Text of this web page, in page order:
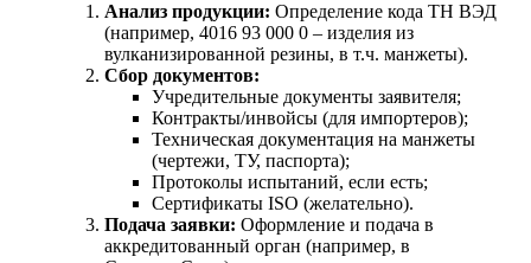
Анализ продукции: Определение кода ТН ВЭД
(например, 4016 93 000 0 – изделия из
вулканизированной резины, в т.ч. манжеты).
Сбор документов:
Учредительные документы заявителя;
Контракты/инвойсы (для импортеров);
Техническая документация на манжеты
(чертежи, ТУ, паспорта);
Протоколы испытаний, если есть;
Сертификаты ISO (желательно).
Подача заявки: Оформление и подача в
аккредитованный орган (например, в